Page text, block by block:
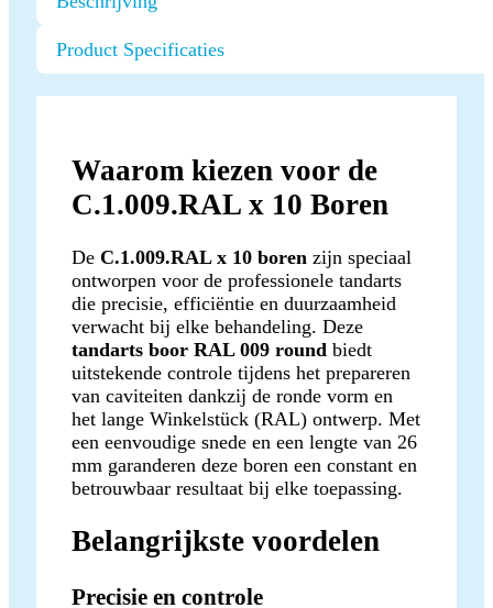
Product Specificaties
Waarom kiezen voor de
C.1.009.RAL x 10 Boren
De C.1.009.RAL x 10 boren zijn speciaal
ontworpen voor de professionele tandarts
die precisie, efficiëntie en duurzaamheid
verwacht bij elke behandeling. Deze
tandarts boor RAL 009 round biedt
uitstekende controle tijdens het prepareren
van caviteiten dankzij de ronde vorm en
het lange Winkelstück (RAL) ontwerp. Met
een eenvoudige snede en een lengte van 26
mm garanderen deze boren een constant en
betrouwbaar resultaat bij elke toepassing.
Belangrijkste voordelen
Precisie en controle